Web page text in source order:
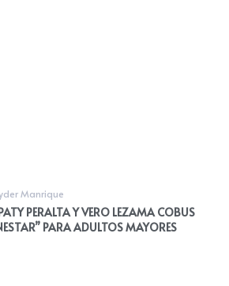
Manrique
PERALTA Y VERO LEZAMA COBUS
PARA ADULTOS MAYORES